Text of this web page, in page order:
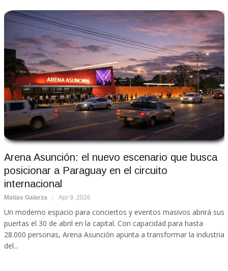
Arena Asunción: el nuevo escenario que busca
posicionar a Paraguay en el circuito
internacional
Matias Galarza Apr 9, 2026
Un moderno espacio para conciertos y eventos masivos abrirá sus
puertas el 30 de abril en la capital. Con capacidad para hasta
28.000 personas, Arena Asunción apunta a transformar la industria
del...